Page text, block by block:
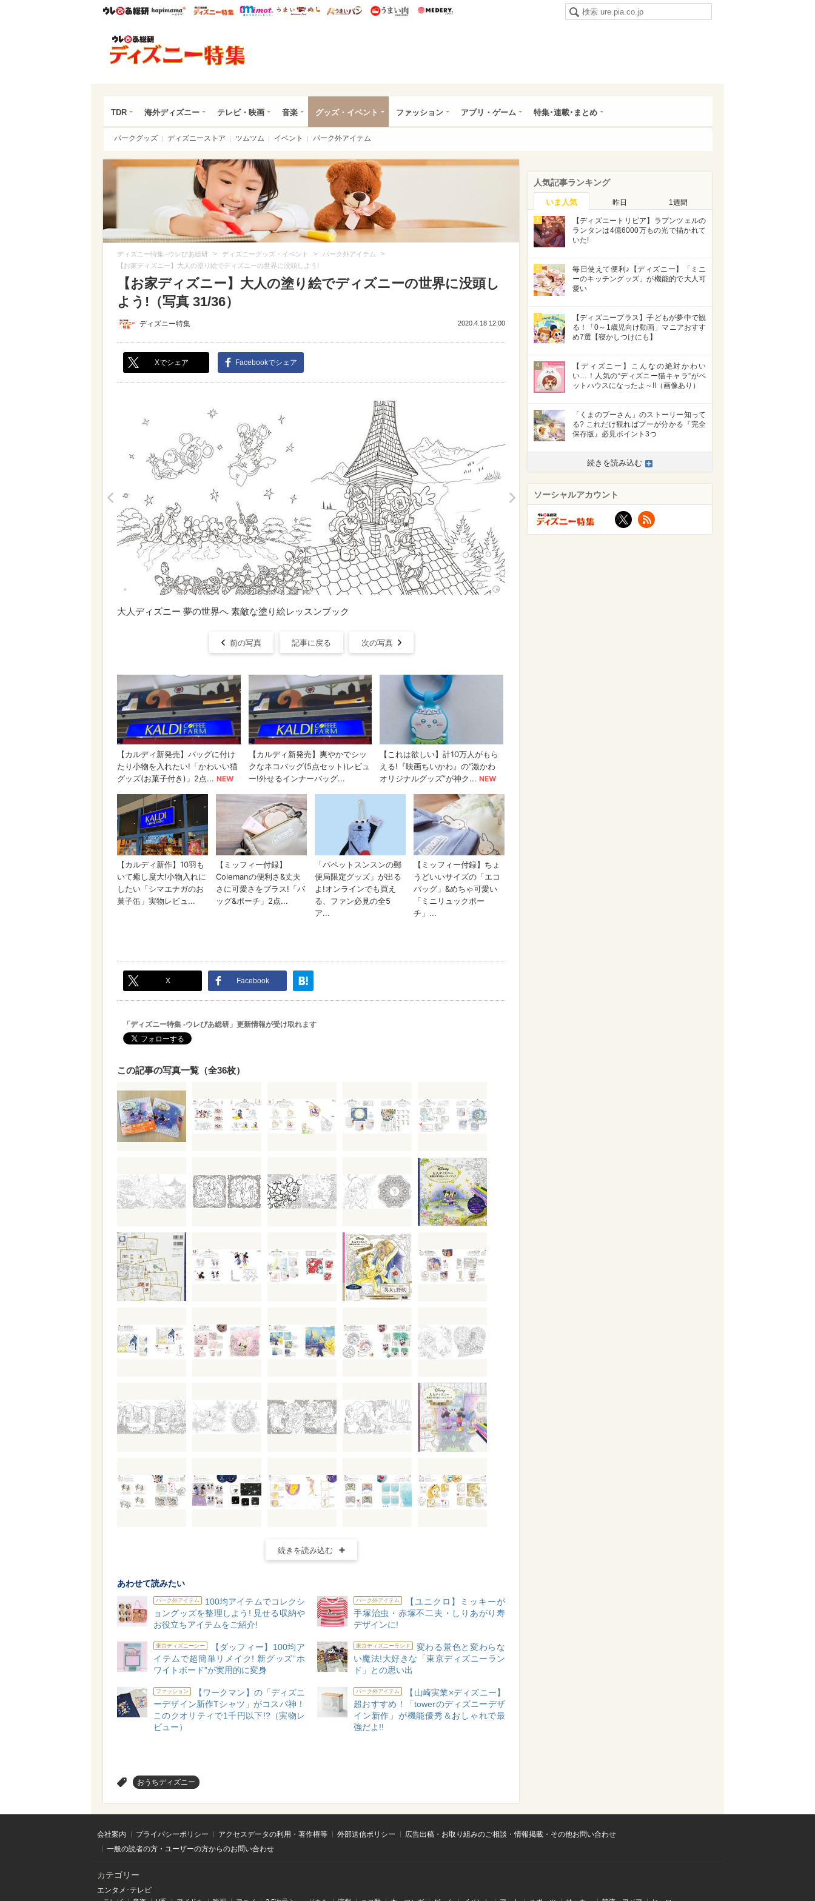
ウレぴあ総研ハピママ* ウレぴあ総研 ディズニー特集
mimot. うまいめし うまいパン うまい肉
TDR 海外ディズニー テレビ・映画 音楽 グッズ・イベント ファッション アプリ・ゲーム 特集･連載･まとめ
パークグッズ ディズニーストア ツムツム イベント パーク外アイテム
ディズニー特集 -ウレぴあ総研 > ディズニーグッズ・イベント > パーク外アイテム >
【お家ディズニー】大人の塗り絵でディズニーの世界に没頭しよう!
【お家ディズニー】大人の塗り絵でディズニーの世界に没頭し
よう!（写真 31/36）
ディズニー特集 2020.4.18 12:00
Xでシェア Facebookでシェア
>
大人ディズニー 夢の世界へ 素敵な塗り絵レッスンブック
前の写真 記事に戻る 次の写真
X Facebook
「ディズニー特集 -ウレぴあ総研」更新情報が受け取れます
この記事の写真一覧（全36枚）
続きを読み込む
あわせて読みたい
パーク外アイテム
100均アイテムでコレクシ
ョングッズを整理しよう! 見せる収納や
お役立ちアイテムをご紹介!
パーク外アイテム
【ユニクロ】ミッキーが
手塚治虫・赤塚不二夫・しりあがり寿
デザインに!
東京ディズニーシー
【ダッフィー】100均ア
イテムで超簡単リメイク! 新グッズ“ホ
ワイトボード”が実用的に変身
東京ディズニーランド
変わる景色と変わらな
い魔法!大好きな「東京ディズニーラン
ド」との思い出
ファッション
【ワークマン】の「ディズニ
ーデザイン新作Tシャツ」がコスパ神！
このクオリティで1千円以下!?（実物レ
ビュー）
パーク外アイテム
【山崎実業×ディズニー】
超おすすめ！「towerのディズニーデザ
イン新作」が機能優秀＆おしゃれで最
強だよ!!
おうちディズニー
人気記事ランキング
いま人気 昨日 1週間
1
【ディズニートリビア】ラプンツェルの
ランタンは4億6000万もの光で描かれて
いた!
2
毎日使えて便利♪【ディズニー】「ミニ
ーのキッチングッズ」が機能的で大人可
愛い
3
【ディズニープラス】子どもが夢中で観
る！「0～1歳児向け動画」マニアおすす
め7選【寝かしつけにも】
4
【ディズニー】こんなの絶対かわい
い…！人気の“ディズニー猫キャラ”がペ
ットハウスになったよ～!!（画像あり）
5
「くまのプーさん」のストーリー知って
る? これだけ観ればプーが分かる『完全
保存版』必見ポイント3つ
続きを読み込む
ソーシャルアカウント
X
会社案内 プライバシーポリシー アクセスデータの利用・著作権等 外部送信ポリシー
広告出稿・お取り組みのご相談・情報掲載・その他お問い合わせ
一般の読者の方・ユーザーの方からのお問い合わせ
カテゴリー
エンタメ･テレビ